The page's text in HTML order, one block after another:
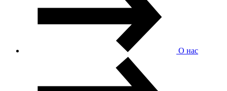
О нас